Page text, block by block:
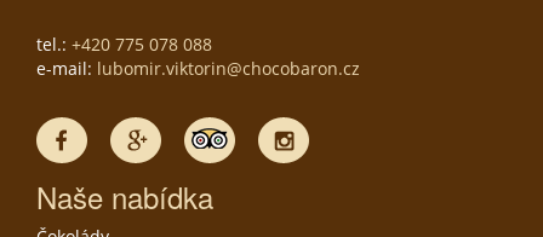
tel.: +420 775 078 088
e-mail: lubomir.viktorin@chocobaron.cz
Naše nabídka